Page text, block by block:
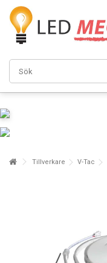
Tillverkare V-Tac